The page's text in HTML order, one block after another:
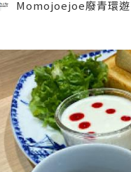
Momojoejoe廢青環遊